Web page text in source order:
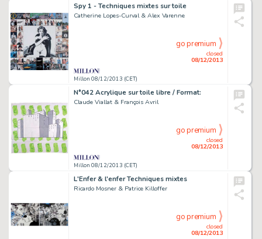
Spy 1 - Techniques mixtes sur toile
Catherine Lopes-Curval & Alex Varenne
Millon 08/12/2013 (CET)
closed
08/12/2013
go premium
N°042 Acrylique sur toile libre / Format:
Claude Viallat & François Avril
Millon 08/12/2013 (CET)
closed
08/12/2013
go premium
L'Enfer & l'enfer Techniques mixtes
Ricardo Mosner & Patrice Killoffer
closed
08/12/2013
go premium